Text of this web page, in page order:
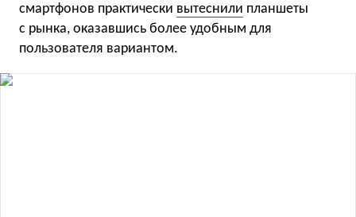
смартфонов практически вытеснили планшеты
с рынка, оказавшись более удобным для
пользователя вариантом.